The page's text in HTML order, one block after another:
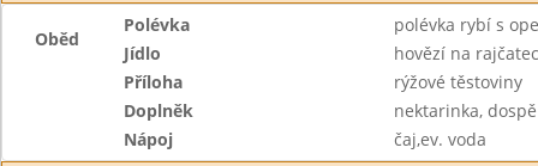
Oběd
Polévka
polévka rybí s
Jídlo
hovězí na
Příloha
rýžové těstoviny
Doplněk
nektarinka,
Nápoj
čaj,ev. voda